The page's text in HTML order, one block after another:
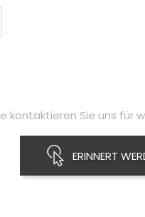
Sie uns für
ERINNERT